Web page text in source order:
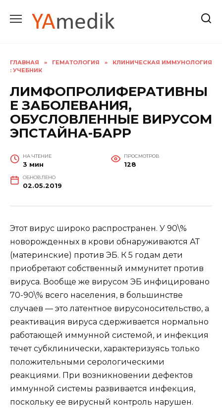
содержанию
ГЛАВНАЯ » ГЕМАТОЛОГИЯ »
КЛИНИЧЕСКАЯ ИММУНОЛОГИЯ
: УЧЕБНИК
ЛИМФОПРОЛИФЕРАТИВНЫ
Е ЗАБОЛЕВАНИЯ,
ОБУСЛОВЛЕННЫЕ ВИРУСОМ
ЭПСТАЙНА-БАРР
НА ЧТЕНИЕ
3 мин
ПРОСМОТРОВ
128
ОБНОВЛЕНО
02.05.2019
Этот вирус широко распространен. У 90\%
новорожденных в крови обнаруживаются АТ
(материнские) против ЭБ. К 5 годам дети
приобретают собственный иммунитет против
вируса. Вообще же вирусом ЭБ инфицировано
70-90\% всего населения, в большинстве
случаев — это латентное вирусоносительство, а
реактивация вируса сдерживается нормально
работающей иммунной системой, и инфекция
течет субклинически, характеризуясь только
положительными серологическими
реакциями. При возникновении дефектов
иммунной системы развивается инфекция,
поскольку ее вирусный контроль нарушен.